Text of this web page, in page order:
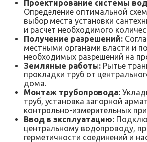
Проектирование системы
Определение оптимальной
выбор места установки
и расчет необходимого
Получение разрешений:
местными органами власти и
необходимых разрешений на
Земляные работы: Рытье
прокладки труб от
дома.
Монтаж трубопровода:
труб, установка запорной
контрольно-измерительных
Ввод в эксплуатацию:
центральному водопроводу,
герметичности соединений и